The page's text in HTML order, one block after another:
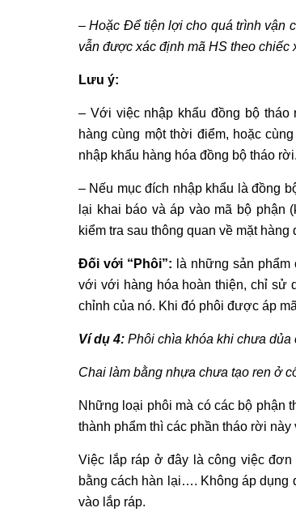
– Hoặc Để tiện lợi cho quá trình vận
vẫn được xác định mã HS theo chiếc
Lưu ý:
– Với việc nhập khẩu đồng bộ
hàng cùng một thời điểm, hoặc
nhập khẩu hàng hóa đồng bộ tháo rời.
– Nếu mục đích nhập khẩu là đồng
lại khai báo và áp vào mã bộ phận
kiểm tra sau thông quan về mặt
Đối với “Phôi”: là những sản
với với hàng hóa hoàn thiện, chỉ sử
chỉnh của nó. Khi đó phôi được áp
Ví dụ 4: Phôi chìa khóa khi chưa dủa
Chai làm bằng nhựa chưa tạo ren ở
Những loại phôi mà có các bộ phận
thành phẩm thì các phần tháo rời
Việc lắp ráp ở đây là công việc
bằng cách hàn lại…. Không áp dụng
vào lắp ráp.